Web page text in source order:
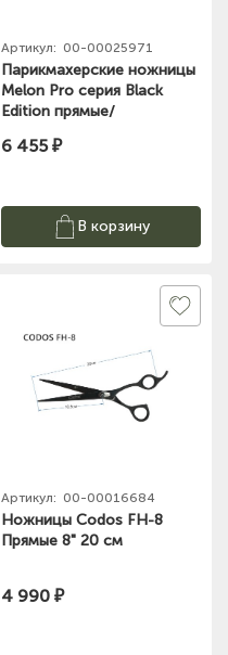
Артикул: 00-00025971
Парикмахерские ножницы
Melon Pro серия Black
Edition прямые/
6 455 ₽
В корзину
Артикул: 00-00016684
Ножницы Codos FH-8
Прямые 8" 20 см
4 990 ₽